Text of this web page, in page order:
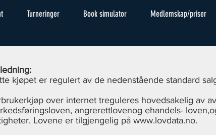
Turneringer Book simulator Medlemskap/priser
kjøpet er regulert av de nedenstående standard
over internet treguleres hovedsakelig av
angrerettlovenog ehandels-
Lovene er tilgjengelig på www.lovdata.no.